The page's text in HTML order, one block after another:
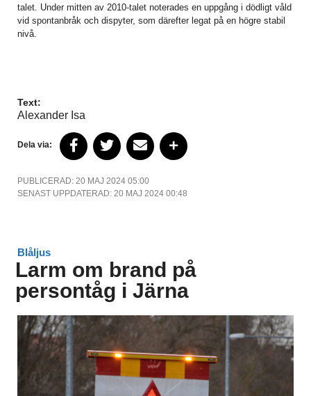
talet. Under mitten av 2010-talet noterades en uppgång i dödligt våld
vid spontanbråk och dispyter, som därefter legat på en högre stabil
nivå.
Text:
Alexander Isa
Dela via:
PUBLICERAD: 20 MAJ 2024 05:00
SENAST UPPDATERAD: 20 MAJ 2024 00:48
Blåljus
Larm om brand på
persontåg i Järna